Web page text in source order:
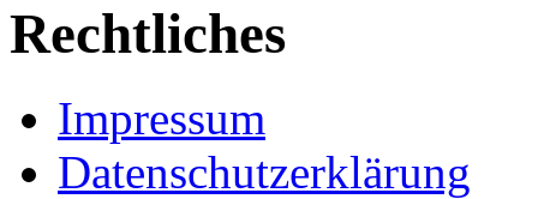
Rechtliches
Impressum
Datenschutzerklärung